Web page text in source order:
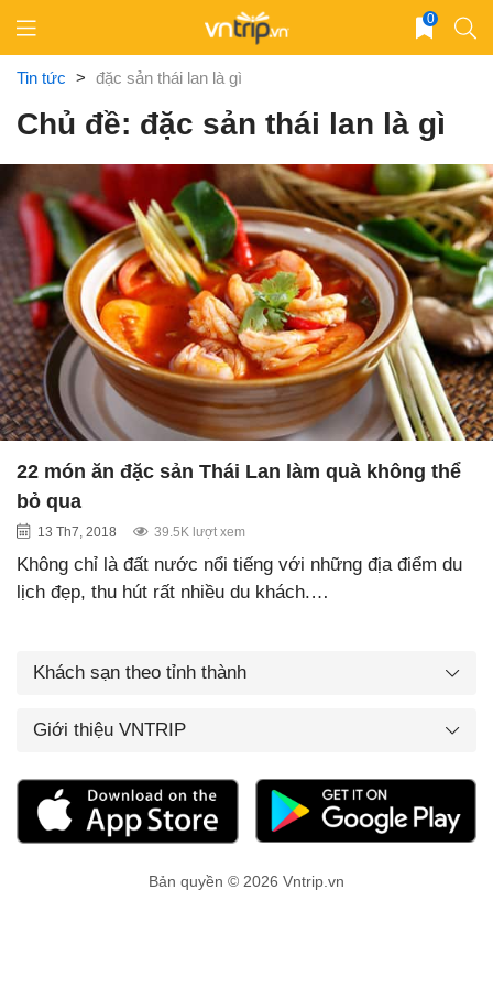
content
0
Tin tức > đặc sản thái lan là gì
Chủ đề: đặc sản thái lan là gì
22 món ăn đặc sản Thái Lan làm quà không thể
bỏ qua
13 Th7, 2018 39.5K lượt xem
Không chỉ là đất nước nổi tiếng với những địa điểm du
lịch đẹp, thu hút rất nhiều du khách.…
Khách sạn theo tỉnh thành
Giới thiệu VNTRIP
Bản quyền © 2026 Vntrip.vn